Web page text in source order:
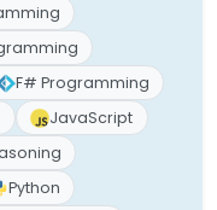
F# Programming
JavaScript
Python